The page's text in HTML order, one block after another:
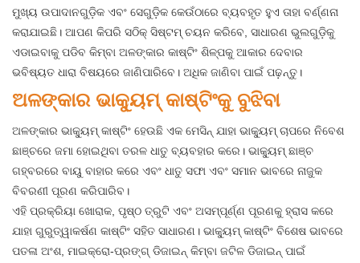
ମୁଖ୍ୟ ଉପାଦାନଗୁଡ଼ିକ ଏବଂ ସେଗୁଡ଼ିକ କେଉଁଠାରେ ବ୍ୟବହୃତ ହୁଏ ତାହା ବର୍ଣ୍ଣନା
କରାଯାଇଛି। ଆପଣ କିପରି ସଠିକ୍ ସିଷ୍ଟମ୍ ଚୟନ କରିବେ, ସାଧାରଣ ଭୁଲଗୁଡ଼ିକୁ
ଏଡାଇବାକୁ ପଡିବ କିମ୍ବା ଅଳଙ୍କାର କାଷ୍ଟିଂ ଶିଳ୍ପକୁ ଆକାର ଦେବାର
ଭବିଷ୍ୟତ ଧାରା ବିଷୟରେ ଜାଣିପାରିବେ। ଅଧିକ ଜାଣିବା ପାଇଁ ପଢ଼ନ୍ତୁ।
ଅଳଙ୍କାର ଭାକ୍ୟୁମ୍ କାଷ୍ଟିଂକୁ ବୁଝିବା
ଅଳଙ୍କାର ଭାକ୍ୟୁମ୍ କାଷ୍ଟିଂ ହେଉଛି ଏକ ମେସିନ୍ ଯାହା ଭାକ୍ୟୁମ୍ ଚାପରେ ନିବେଶ
ଛାଞ୍ଚରେ ଜମା ହୋଇଥିବା ତରଳ ଧାତୁ ବ୍ୟବହାର କରେ। ଭାକ୍ୟୁମ୍ ଛାଞ୍ଚ
ଗହ୍ବରରେ ବାୟୁ ବାହାର କରେ ଏବଂ ଧାତୁ ସଫା ଏବଂ ସମାନ ଭାବରେ ନାଜୁକ
ବିବରଣୀ ପୂରଣ କରିପାରିବ।
ଏହି ପ୍ରକ୍ରିୟା ଖୋରାକ, ପୃଷ୍ଠ ତ୍ରୁଟି ଏବଂ ଅସମ୍ପୂର୍ଣ୍ଣ ପୂରଣକୁ ହ୍ରାସ କରେ
ଯାହା ଗୁରୁତ୍ୱାକର୍ଷଣ କାଷ୍ଟିଂ ସହିତ ସାଧାରଣ। ଭାକ୍ୟୁମ୍ କାଷ୍ଟିଂ ବିଶେଷ ଭାବରେ
ପତଳା ଅଂଶ, ମାଇକ୍ରୋ-ପ୍ରଙ୍ଗ୍ ଡିଜାଇନ୍ କିମ୍ବା ଜଟିଳ ଡିଜାଇନ୍ ପାଇଁ